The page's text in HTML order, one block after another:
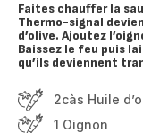
Faites chauffer la
Thermo-signal
d’olive. Ajoutez
Baissez le feu puis
qu’ils deviennent
2càs Huile
1 Oignon